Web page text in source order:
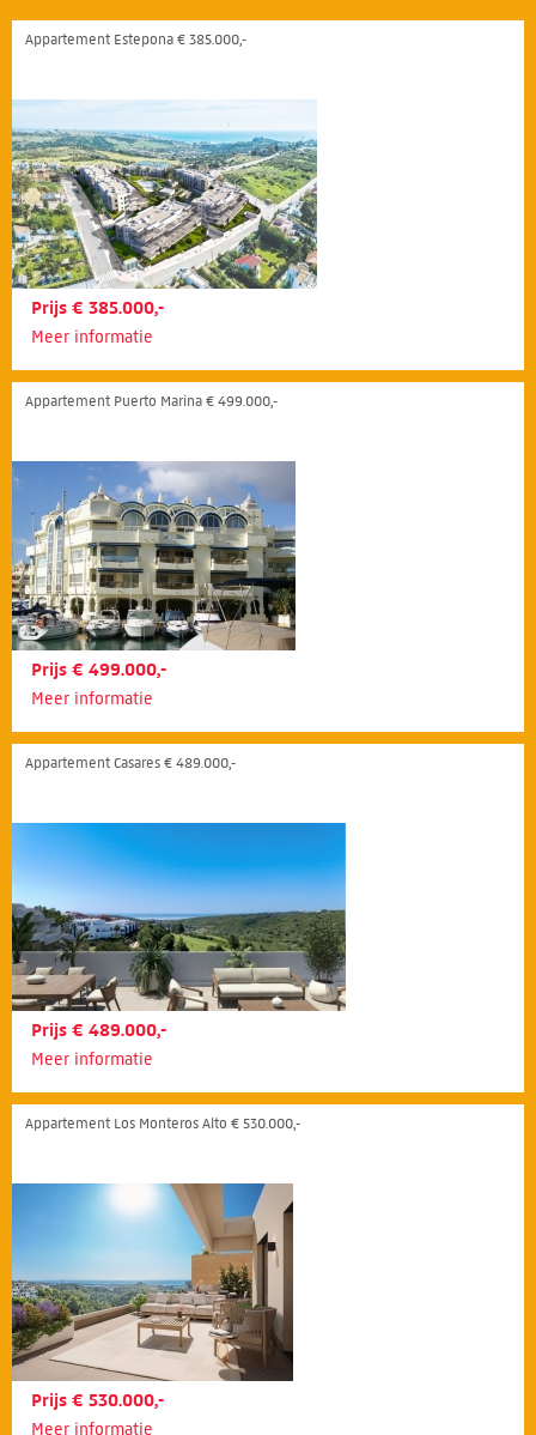
Appartement Estepona € 385.000,-
Prijs € 385.000,-
Meer informatie
Appartement Puerto Marina € 499.000,-
Prijs € 499.000,-
Meer informatie
Appartement Casares € 489.000,-
Prijs € 489.000,-
Meer informatie
Appartement Los Monteros Alto € 530.000,-
Prijs € 530.000,-
Meer informatie